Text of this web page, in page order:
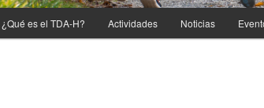
¿Qué es el TDA-H? Actividades Noticias